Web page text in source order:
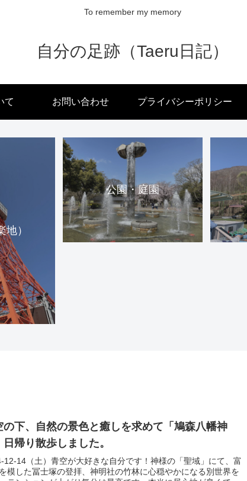
To remember my memory
自分の足跡（Taeru日記）
て お問い合わせ プライバシーポリシー
）
公園・庭園
の下、自然の景色と癒しを求めて「鳩森八幡神
日帰り散歩しました。
12-14（土）青空が大好きな自分です！神様の「聖域」にて、富
模した冨士塚の登拝、神明社の竹林に心穏やかになる別世界を